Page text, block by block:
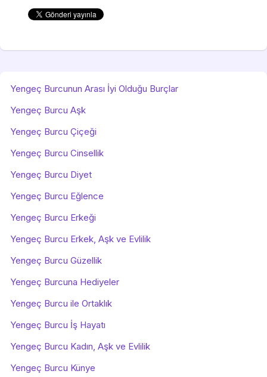
Yengeç Burcunun Arası İyi Olduğu Burçlar
Yengeç Burcu Aşk
Yengeç Burcu Çiçeği
Yengeç Burcu Cinsellik
Yengeç Burcu Diyet
Yengeç Burcu Eğlence
Yengeç Burcu Erkeği
Yengeç Burcu Erkek, Aşk ve Evlilik
Yengeç Burcu Güzellik
Yengeç Burcuna Hediyeler
Yengeç Burcu ile Ortaklık
Yengeç Burcu İş Hayatı
Yengeç Burcu Kadın, Aşk ve Evlilik
Yengeç Burcu Künye